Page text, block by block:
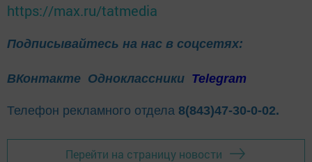
https://max.ru/tatmedia
Подписывайтесь на нас в соцсетях:
ВКонтакте Одноклассники Telegram
Телефон рекламного отдела 8(843)47-30-0-02.
Перейти на страницу новости